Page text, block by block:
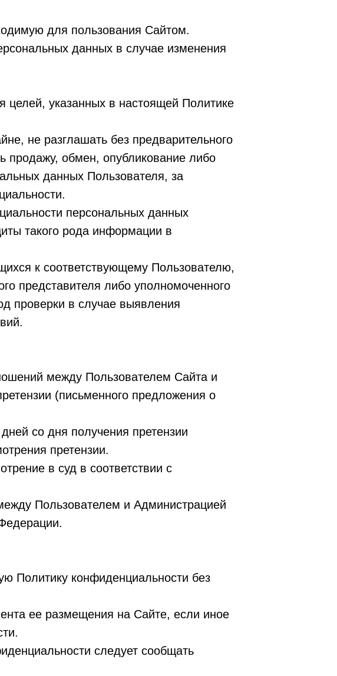
для пользования Сайтом.
данных в случае изменения
указанных в настоящей Политике
не разглашать без предварительного
продажу, обмен, опубликование либо
данных Пользователя, за
персональных данных
такого рода информации в
к соответствующему Пользователю,
представителя либо уполномоченного
проверки в случае выявления
между Пользователем Сайта и
(письменного предложения о
со дня получения претензии
претензии.
в суд в соответствии с
Пользователем и Администрацией
Политику конфиденциальности без
ее размещения на Сайте, если иное
следует сообщать